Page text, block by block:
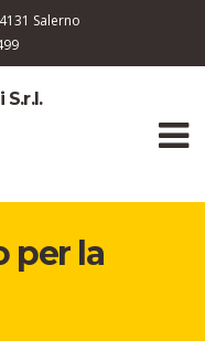
Salerno
per la